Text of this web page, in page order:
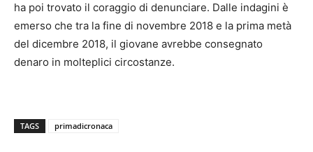
ha poi trovato il coraggio di denunciare. Dalle indagini è
emerso che tra la fine di novembre 2018 e la prima metà
del dicembre 2018, il giovane avrebbe consegnato
denaro in molteplici circostanze.
TAGS primadicronaca